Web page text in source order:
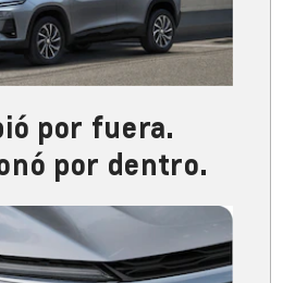
por fuera.
por dentro.